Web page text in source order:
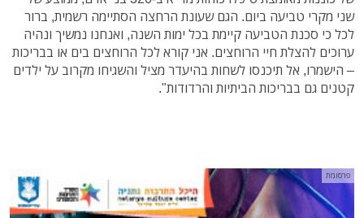
שני מקרי טביעה ביום. הגם שעונת הרחצה הסתיימה רשמית, ברור
לכל כי סכנת הטביעה קיימת בכל ימות השנה, ואנחנו נמשיך ונהיה
ערוכים להצלת חיי הרוחצים. אני קורא לכל הרוחצים בים או בבריכות
– הישמרו, אל תיכנסו לשחות בהיעדר מציל והשגיחו מקרוב על ילדים
קטנים גם בבריכות הביתיות והרדודות".
פרסומת